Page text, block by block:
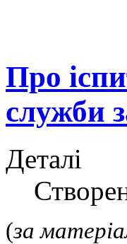
Про
служби
Деталі
(за